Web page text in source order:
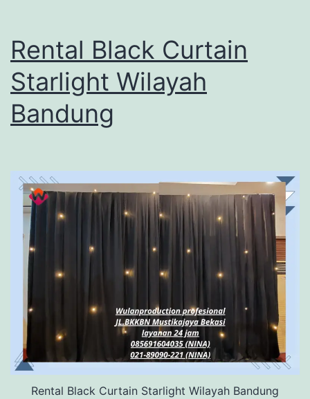
Rental Black Curtain
Starlight Wilayah
Bandung
Rental Black Curtain Starlight Wilayah Bandung